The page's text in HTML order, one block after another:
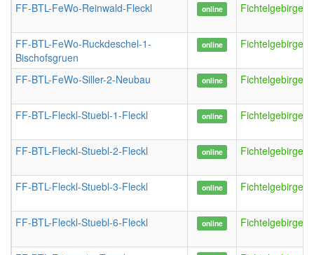
FF-BTL-FeWo-Reinwald-Fleckl online
FF-BTL-FeWo-Ruckdeschel-1-
Bischofsgruen
online
FF-BTL-FeWo-Siller-2-Neubau online
FF-BTL-Fleckl-Stuebl-1-Fleckl online
FF-BTL-Fleckl-Stuebl-2-Fleckl online
FF-BTL-Fleckl-Stuebl-3-Fleckl online
FF-BTL-Fleckl-Stuebl-6-Fleckl online